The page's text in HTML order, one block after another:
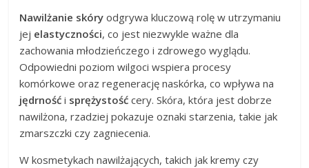
Nawilżanie skóry odgrywa kluczową rolę w utrzymaniu
jej elastyczności, co jest niezwykle ważne dla
zachowania młodzieńczego i zdrowego wyglądu.
Odpowiedni poziom wilgoci wspiera procesy
komórkowe oraz regenerację naskórka, co wpływa na
jędrność i sprężystość cery. Skóra, która jest dobrze
nawilżona, rzadziej pokazuje oznaki starzenia, takie jak
zmarszczki czy zagniecenia.
W kosmetykach nawilżających, takich jak kremy czy